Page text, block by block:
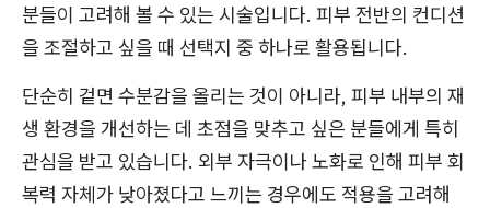
분들이 고려해 볼 수 있는 시술입니다. 피부 전반의 컨디션
을 조절하고 싶을 때 선택지 중 하나로 활용됩니다.
단순히 겉면 수분감을 올리는 것이 아니라, 피부 내부의 재
생 환경을 개선하는 데 초점을 맞추고 싶은 분들에게 특히
관심을 받고 있습니다. 외부 자극이나 노화로 인해 피부 회
복력 자체가 낮아졌다고 느끼는 경우에도 적용을 고려해